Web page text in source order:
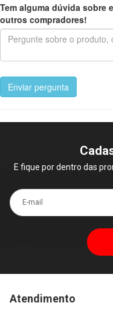
Tem alguma dúvida sobre
outros compradores!
Enviar pergunta
E fique por dentro das
E-mail
Atendimento